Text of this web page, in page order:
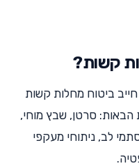
ביטוח מחלות קשות
סרטן, שבץ מוחי,
לב, ניתוחי מעקפי